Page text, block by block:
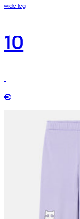
wide leg
10
€